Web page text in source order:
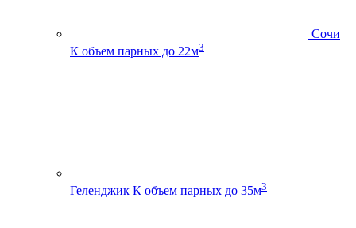
Сочи
К объем парных до 22м3
Геленджик К объем парных до 35м3